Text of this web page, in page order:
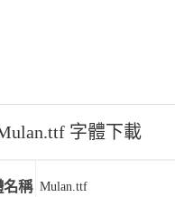
字體下載
名稱 Mulan.ttf